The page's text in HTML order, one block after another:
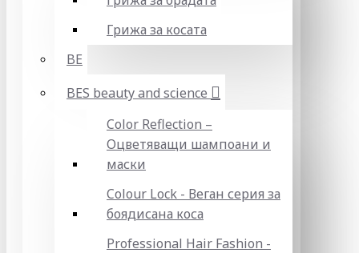
Грижа за косата
BE
BES beauty and science
Color Reflection –
Оцветяващи шампоани и
маски
Colour Lock - Веган серия за
боядисана коса
Professional Hair Fashion -